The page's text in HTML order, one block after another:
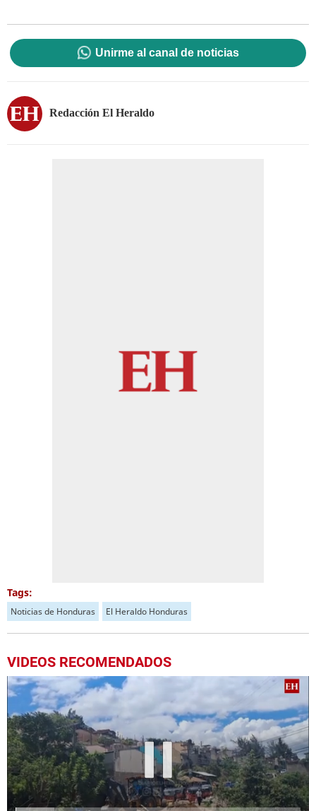
Unirme al canal de noticias
Redacción El Heraldo
Tags:
Noticias de Honduras El Heraldo Honduras
VIDEOS RECOMENDADOS